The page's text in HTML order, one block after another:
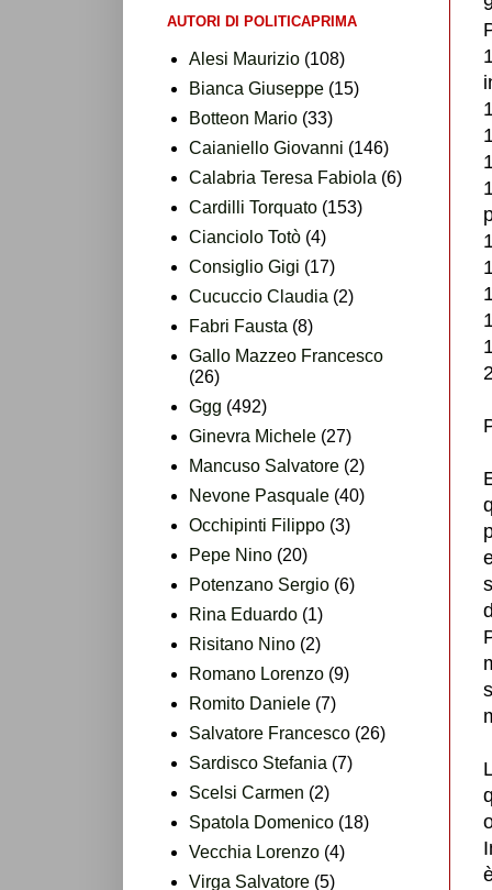
AUTORI DI POLITICAPRIMA
Alesi Maurizio (108)
Bianca Giuseppe (15)
Botteon Mario (33)
Caianiello Giovanni (146)
Calabria Teresa Fabiola (6)
Cardilli Torquato (153)
Cianciolo Totò (4)
Consiglio Gigi (17)
Cucuccio Claudia (2)
Fabri Fausta (8)
Gallo Mazzeo Francesco
(26)
Ggg (492)
Ginevra Michele (27)
Mancuso Salvatore (2)
Nevone Pasquale (40)
Occhipinti Filippo (3)
Pepe Nino (20)
Potenzano Sergio (6)
Rina Eduardo (1)
Risitano Nino (2)
Romano Lorenzo (9)
Romito Daniele (7)
Salvatore Francesco (26)
Sardisco Stefania (7)
Scelsi Carmen (2)
Spatola Domenico (18)
Vecchia Lorenzo (4)
Virga Salvatore (5)